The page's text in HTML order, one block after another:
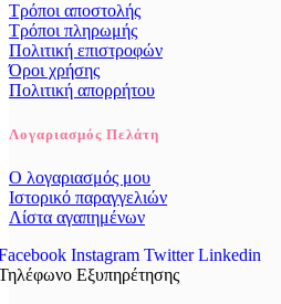
Τρόποι αποστολής
Τρόποι πληρωμής
Πολιτική επιστροφών
Όροι χρήσης
Πολιτική απορρήτου
Λογαριασμός Πελάτη
Ο λογαριασμός μου
Ιστορικό παραγγελιών
Λίστα αγαπημένων
Instagram Twitter Linkedin
Εξυπηρέτησης